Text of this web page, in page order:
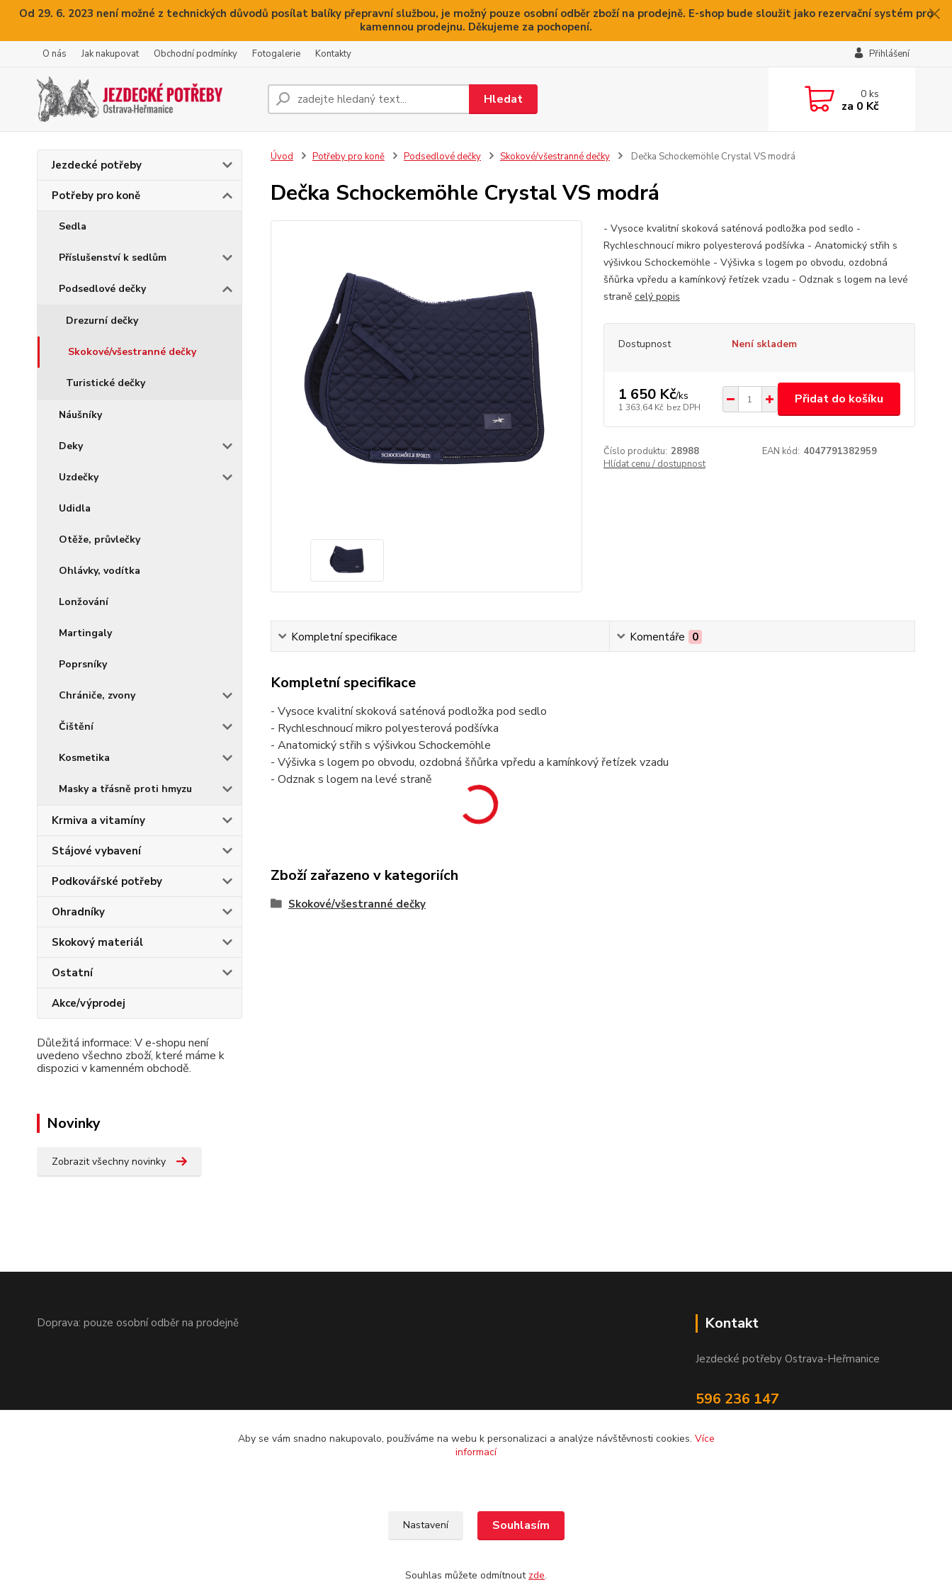
Od 29. 6. 2023 není možné z technických důvodů posílat balíky přepravní službou, je možný pouze osobní odběr zboží na prodejně. E-shop bude sloužit jako rezervační systém pro
kamennou prodejnu. Děkujeme za pochopení.
O nás Jak nakupovat Obchodní podmínky Fotogalerie Kontakty Přihlášení
Hledat 0ks
za 0 Kč
Jezdecké potřeby
Potřeby pro koně
Sedla
Příslušenství k sedlům
Podsedlové dečky
Drezurní dečky
Skokové/všestranné dečky
Turistické dečky
Náušníky
Deky
Uzdečky
Udidla
Otěže, průvlečky
Ohlávky, vodítka
Lonžování
Martingaly
Poprsníky
Chrániče, zvony
Čištění
Kosmetika
Masky a třásně proti hmyzu
Krmiva a vitamíny
Stájové vybavení
Podkovářské potřeby
Ohradníky
Skokový materiál
Ostatní
Akce/výprodej
Důležitá informace: V e-shopu není
uvedeno všechno zboží, které máme k
dispozici v kamenném obchodě.
Novinky
Zobrazit všechny novinky
Úvod Potřeby pro koně Podsedlové dečky Skokové/všestranné dečky Dečka Schockemöhle Crystal VS modrá
Dečka Schockemöhle Crystal VS modrá
- Vysoce kvalitní skoková saténová podložka pod sedlo -
Rychleschnoucí mikro polyesterová podšívka - Anatomický střih s
výšivkou Schockemöhle - Výšivka s logem po obvodu, ozdobná
šňůrka vpředu a kamínkový řetízek vzadu - Odznak s logem na levé
straně celý popis
Dostupnost Není skladem
1 650 Kč/ks
1 363,64 Kč bez DPH
Přidat do košíku
Číslo produktu: 28988 EAN kód: 4047791382959
Hlídat cenu / dostupnost
Kompletní specifikace Komentáře 0
Kompletní specifikace
- Vysoce kvalitní skoková saténová podložka pod sedlo
- Rychleschnoucí mikro polyesterová podšívka
- Anatomický střih s výšivkou Schockemöhle
- Výšivka s logem po obvodu, ozdobná šňůrka vpředu a kamínkový řetízek vzadu
- Odznak s logem na levé straně
Zboží zařazeno v kategoriích
Skokové/všestranné dečky
Doprava: pouze osobní odběr na prodejně Kontakt
Jezdecké potřeby Ostrava-Heřmanice
596 236 147
Aby se vám snadno nakupovalo, používáme na webu k personalizaci a analýze návštěvnosti cookies. Více
informací
Nastavení Souhlasím
Souhlas můžete odmítnout zde.